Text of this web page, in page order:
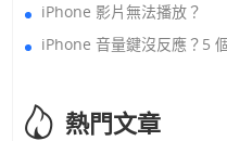
iPhone 影片無法播放？
iPhone 音量鍵沒反應？5
熱門文章